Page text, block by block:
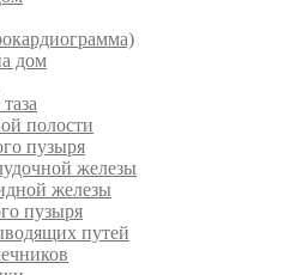
дом
полости
пузыря
железы
железы
пузыря
путей